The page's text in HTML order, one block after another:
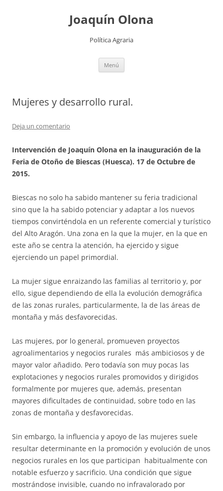
Joaquín Olona
Política Agraria
Menú
Mujeres y desarrollo rural.
Deja un comentario
Intervención de Joaquín Olona en la inauguración de la
Feria de Otoño de Biescas (Huesca). 17 de Octubre de
2015.
Biescas no solo ha sabido mantener su feria tradicional
sino que la ha sabido potenciar y adaptar a los nuevos
tiempos convirténdola en un referente comercial y turístico
del Alto Aragón. Una zona en la que la mujer, en la que en
este año se centra la atención, ha ejercido y sigue
ejerciendo un papel primordial.
La mujer sigue enraizando las familias al territorio y, por
ello, sigue dependiendo de ella la evolución demográfica
de las zonas rurales, particularmente, la de las áreas de
montaña y más desfavorecidas.
Las mujeres, por lo general, promueven proyectos
agroalimentarios y negocios rurales más ambiciosos y de
mayor valor añadido. Pero todavía son muy pocas las
explotaciones y negocios rurales promovidos y dirigidos
formalmente por mujeres que, además, presentan
mayores dificultades de continuidad, sobre todo en las
zonas de montaña y desfavorecidas.
Sin embargo, la influencia y apoyo de las mujeres suele
resultar determinante en la promoción y evolución de unos
negocios rurales en los que participan habitualmente con
notable esfuerzo y sacrificio. Una condición que sigue
mostrándose invisible, cuando no infravalorado por